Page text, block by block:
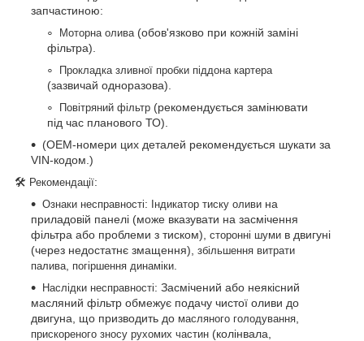
запчастиною:
Моторна олива (обов'язково при кожній заміні
фільтра).
Прокладка зливної пробки піддона картера
(зазвичай одноразова).
Повітряний фільтр (рекомендується замінювати
під час планового ТО).
(OEM-номери цих деталей рекомендується шукати за
VIN-кодом.)
🛠 Рекомендації:
Ознаки несправності: Індикатор тиску оливи на
приладовій панелі (може вказувати на засмічення
фільтра або проблеми з тиском), сторонні шуми в двигуні
(через недостатнє змащення), збільшення витрати
палива погіршення динаміки
Наслідки несправності: Засмічений або неякісний
масляний фільтр обмежує подачу чистої оливи до
двигуна, що призводить до масляного голодування
прискореного зносу рухомих частин (колінвала,